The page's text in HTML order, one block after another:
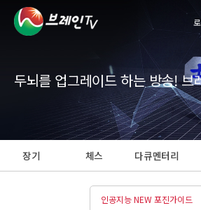
두뇌를 업그레이드 하는 방송! 브
장기 체스 다큐멘터리
인공지능 NEW 포진가이드